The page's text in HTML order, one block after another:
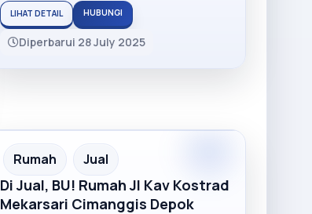
LIHAT DETAIL HUBUNGI
Diperbarui 28 July 2025
Recommended
Rumah Jual
Di Jual, BU! Rumah Jl Kav Kostrad
Mekarsari Cimanggis Depok